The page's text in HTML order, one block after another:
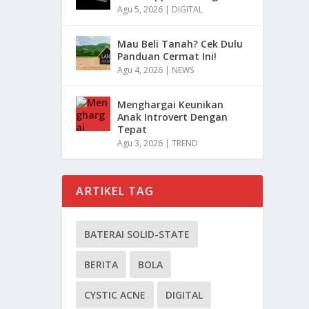
Agu 5, 2026 | DIGITAL
Mau Beli Tanah? Cek Dulu
Panduan Cermat Ini!
Agu 4, 2026 | NEWS
Menghargai Keunikan
Anak Introvert Dengan
Tepat
Agu 3, 2026 |TREND
ARTIKEL TAG
BATERAI SOLID-STATE
BERITA BOLA
CYSTIC ACNE DIGITAL